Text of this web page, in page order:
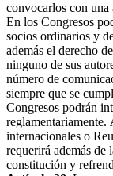
convocarlos con una
En los Congresos
socios ordinarios y
además el derecho
ninguno de sus
número de
siempre que se
Congresos podrán
reglamentariamente.
internacionales o
requerirá además de
constitución y